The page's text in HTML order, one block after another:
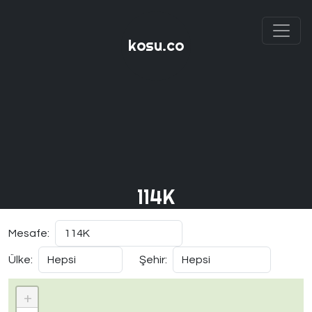
kosu.co
114K
Mesafe:
Ülke: Şehir:
+